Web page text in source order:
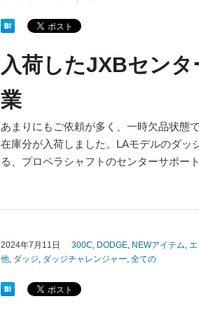
入荷したJXBセン
業
あまりにもご依頼が多く、一時欠品状態
在庫分が入荷しました。LAモデルのダッ
る、プロペラシャフトのセンターサポー
2024年7月11日 300C, DODGE, NEWアイテム, エ
他, ダッジ, ダッジチャレンジャー, 全ての